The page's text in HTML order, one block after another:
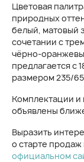
Цветовая
природных
белый, матовый
сочетании с
чёрно-
предлагается с
размером 235/65
Комплектации и
объявлены
Выразить
о старте
официальном